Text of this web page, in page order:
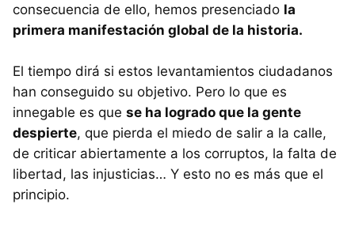
consecuencia de ello, hemos presenciado la
primera manifestación global de la historia.
El tiempo dirá si estos levantamientos ciudadanos
han conseguido su objetivo. Pero lo que es
innegable es que se ha logrado que la gente
despierte, que pierda el miedo de salir a la calle,
de criticar abiertamente a los corruptos, la falta de
libertad, las injusticias… Y esto no es más que el
principio.